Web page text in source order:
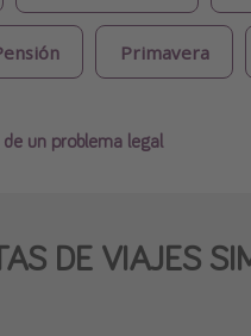
Primavera
un problema legal
DE VIAJES